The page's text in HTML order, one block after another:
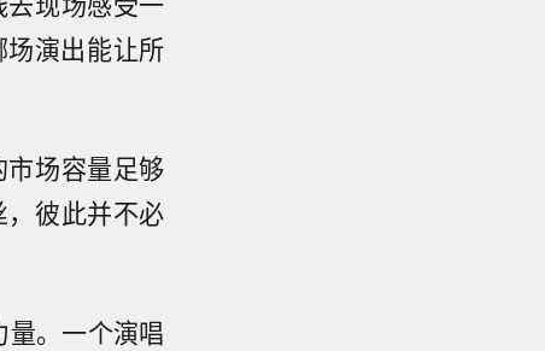
演出能让所
场容量足够
彼此并不必
量。一个演唱